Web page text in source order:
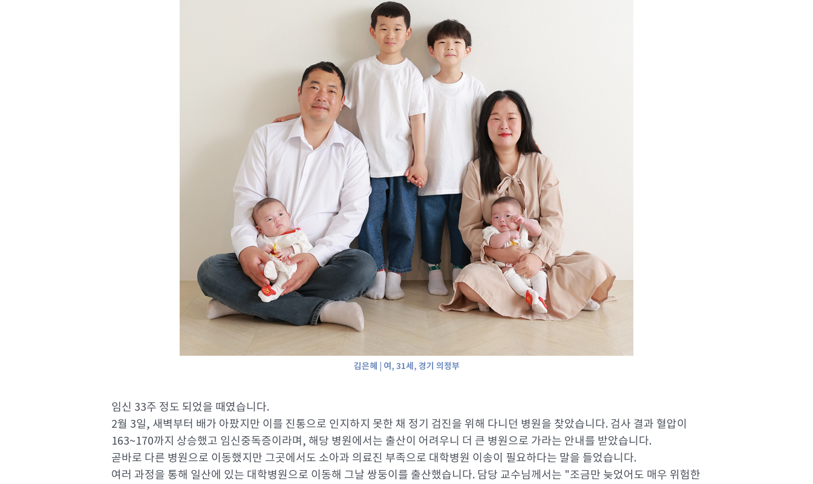
김은혜 | 여, 31세, 경기 의정부
임신 33주 정도 되었을 때였습니다.
2월 3일, 새벽부터 배가 아팠지만 이를 진통으로 인지하지 못한 채 정기 검진을 위해 다니던 병원을 찾았습니다. 검사 결과 혈압이
163~170까지 상승했고 임신중독증이라며, 해당 병원에서는 출산이 어려우니 더 큰 병원으로 가라는 안내를 받았습니다.
곧바로 다른 병원으로 이동했지만 그곳에서도 소아과 의료진 부족으로 대학병원 이송이 필요하다는 말을 들었습니다.
여러 과정을 통해 일산에 있는 대학병원으로 이동해 그날 쌍둥이를 출산했습니다. 담당 교수님께서는 "조금만 늦었어도 매우 위험한